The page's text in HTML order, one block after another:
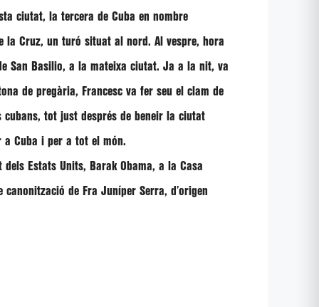
ciutat, la tercera de Cuba en nombre
la Cruz, un turó situat al nord. Al vespre, hora
San Basilio, a la mateixa ciutat. Ja a la nit, va
de pregària, Francesc va fer seu el clam de
cubans, tot just després de beneir la ciutat
a Cuba i per a tot el món.
Estats Units, Barak Obama, a la Casa
canonització de Fra Juníper Serra, d’origen